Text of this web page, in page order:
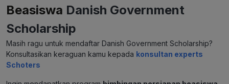
Beasiswa Danish Government
Scholarship
Masih ragu untuk mendaftar Danish Government Scholarship?
Konsultasikan keraguan kamu kepada konsultan experts
Schoters